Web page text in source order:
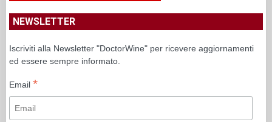
NEWSLETTER
Iscriviti alla Newsletter "DoctorWine" per ricevere aggiornamenti
ed essere sempre informato.
Email *